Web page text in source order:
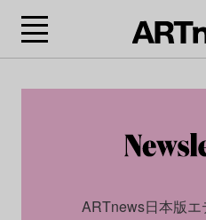
ARTnews日本版